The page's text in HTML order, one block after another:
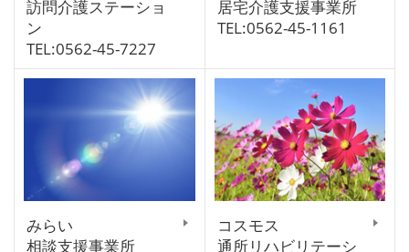
訪問介護ステーショ
ン
TEL:0562-45-7227
居宅介護支援事業所
TEL:0562-45-1161
みらい
相談支援事業所
コスモス
通所リハビリテーシ